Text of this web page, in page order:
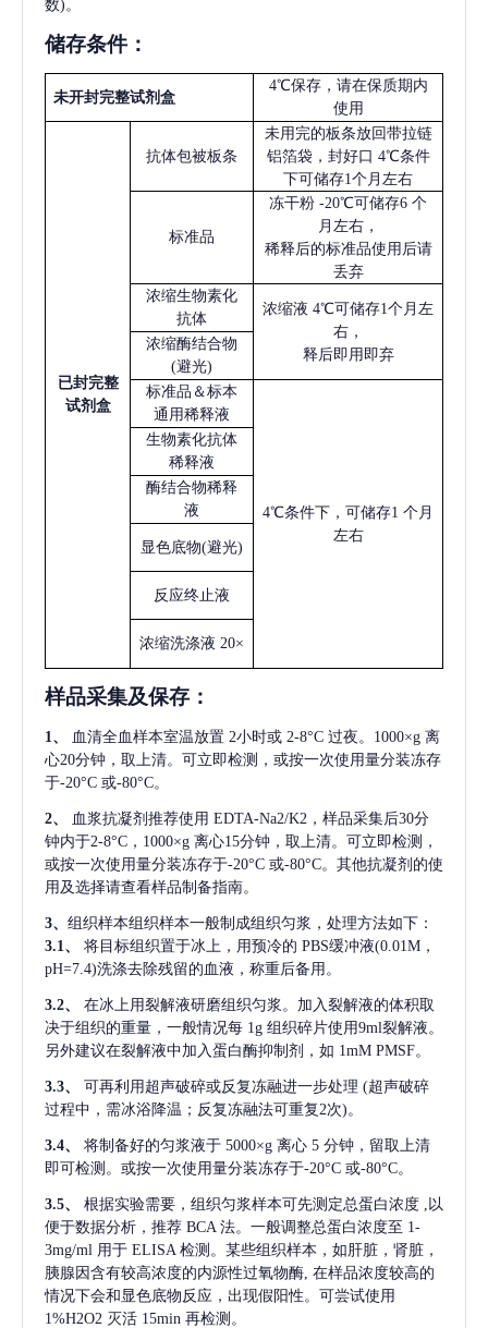
数)。
储存条件：
未开封完整试剂盒
4℃保存，请在保质期内
使用
已封完整
试剂盒
抗体包被板条
未用完的板条放回带拉链
铝箔袋，封好口 4℃条件
下可储存1个月左右
标准品
冻干粉 -20℃可储存6 个
月左右，
稀释后的标准品使用后请
丢弃
浓缩生物素化
抗体
浓缩液 4℃可储存1个月左
右，
释后即用即弃
浓缩酶结合物
(避光)
标准品＆标本
通用稀释液
4℃条件下，可储存1 个月
左右
生物素化抗体
稀释液
酶结合物稀释
液
显色底物(避光)
反应终止液
浓缩洗涤液 20×
样品采集及保存 ：
1、 血清全血样本室温放置 2小时或 2-8°C 过夜。1000×g 离
心20分钟，取上清。可立即检测，或按一次使用量分装冻存
于-20°C 或-80°C。
2、 血浆抗凝剂推荐使用 EDTA-Na2/K2，样品采集后30分
钟内于2-8°C，1000×g 离心15分钟，取上清。可立即检测，
或按一次使用量分装冻存于-20°C 或-80°C。其他抗凝剂的使
用及选择请查看样品制备指南。
3、 组织样本组织样本一般制成组织匀浆，处理方法如下：
3.1、
将目标组织置于冰上，用预冷的 PBS缓冲液(0.01M，
pH=7.4)洗涤去除残留的血液，称重后备用。
3.2、
在冰上用裂解液研磨组织匀浆。加入裂解液的体积取
决于组织的重量，一般情况每 1g 组织碎片使用9ml裂解液。
另外建议在裂解液中加入蛋白酶抑制剂，如 1mM PMSF。
3.3、 可再利用超声破碎或反复冻融进一步处理 (超声破碎
过程中，需冰浴降温；反复冻融法可重复2次)。
3.4、 将制备好的匀浆液于 5000×g 离心 5 分钟，留取上清
即可检测。或按一次使用量分装冻存于-20°C 或-80°C。
3.5、 根据实验需要，组织匀浆样本可先测定总蛋白浓度
,以
便于数据分析，推荐 BCA 法。一般调整总蛋白浓度至 1-
3mg/ml 用于 ELISA 检测。某些组织样本，如肝脏，肾脏，
胰腺因含有较高浓度的内源性过氧物酶, 在样品浓度较高的
情况下会和显色底物反应，出现假阳性。可尝试使用
1%H2O2 灭活 15min 再检测。